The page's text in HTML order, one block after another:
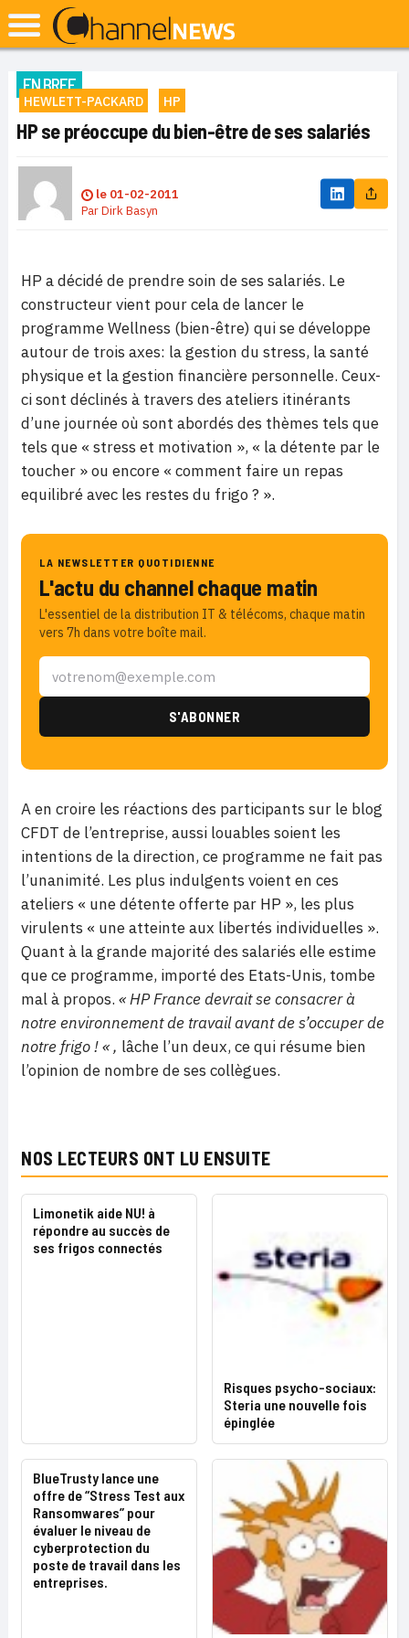
EN BREF
HEWLETT-PACKARD HP
HP se préoccupe du bien-être de ses salariés
le 01-02-2011
ParDirk Basyn
HP a décidé de prendre soin de ses salariés. Le
constructeur vient pour cela de lancer le
programme Wellness (bien-être) qui se développe
autour de trois axes: la gestion du stress, la santé
physique et la gestion financière personnelle. Ceux-
ci sont déclinés à travers des ateliers itinérants
d’une journée où sont abordés des thèmes tels que
tels que « stress et motivation », « la détente par le
toucher » ou encore « comment faire un repas
equilibré avec les restes du frigo ? ».
LA NEWSLETTER QUOTIDIENNE
L'actu du channel chaque matin
L'essentiel de la distribution IT & télécoms, chaque matin
vers 7h dans votre boîte mail.
A en croire les réactions des participants sur le blog
CFDT de l’entreprise, aussi louables soient les
intentions de la direction, ce programme ne fait pas
l’unanimité. Les plus indulgents voient en ces
ateliers « une détente offerte par HP », les plus
virulents « une atteinte aux libertés individuelles ».
Quant à la grande majorité des salariés elle estime
que ce programme, importé des Etats-Unis, tombe
mal à propos. « HP France devrait se consacrer à
notre environnement de travail avant de s’occuper de
notre frigo ! « , lâche l’un deux, ce qui résume bien
l’opinion de nombre de ses collègues.
NOS LECTEURS ONT LU ENSUITE
Limonetik aide NU! à
répondre au succès de
ses frigos connectés
Risques psycho-sociaux:
Steria une nouvelle fois
épinglée
BlueTrusty lance une
offre de “Stress Test aux
Ransomwares” pour
évaluer le niveau de
cyberprotection du
poste de travail dans les
entreprises.